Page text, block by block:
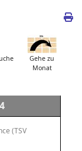
Gehe zu
Monat
(TSV